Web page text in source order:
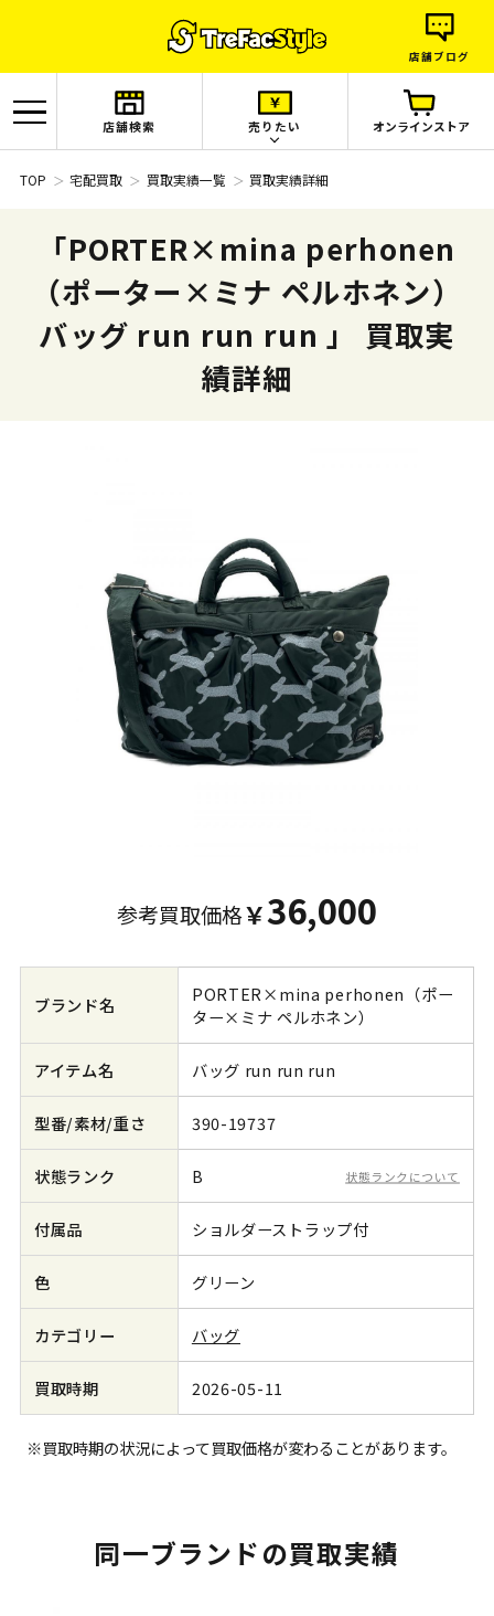
店舗ブログ
店舗検索 売りたい オンラインストア
TOP 宅配買取 買取実績一覧 買取実績詳細
「PORTER×mina perhonen
（ポーター×ミナ ペルホネン）
バッグ run run run 」 買取実
績詳細
参考買取価格 36,000
ブランド名
PORTER×mina perhonen（ポー
ター×ミナ ペルホネン）
アイテム名 バッグ run run run
型番/素材/重さ 390-19737
状態ランク B 状態ランクについて
付属品 ショルダーストラップ付
色 グリーン
カテゴリー バッグ
買取時期 2026-05-11
※買取時期の状況によって買取価格が変わることがあります。
同一ブランドの買取実績